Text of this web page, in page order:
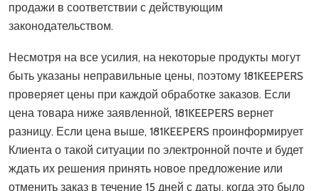
продажи в соответствии с действующим
законодательством.
Несмотря на все усилия, на некоторые продукты могут
быть указаны неправильные цены, поэтому 181KEEPERS
проверяет цены при каждой обработке заказов. Если
цена товара ниже заявленной, 181KEEPERS вернет
разницу. Если цена выше, 181KEEPERS проинформирует
Клиента о такой ситуации по электронной почте и будет
ждать их решения принять новое предложение или
отменить заказ в течение 15 дней с даты, когда это было